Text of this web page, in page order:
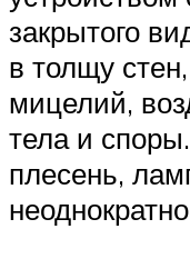
закрытого
в толщу
мицелий,
тела и
плесень,